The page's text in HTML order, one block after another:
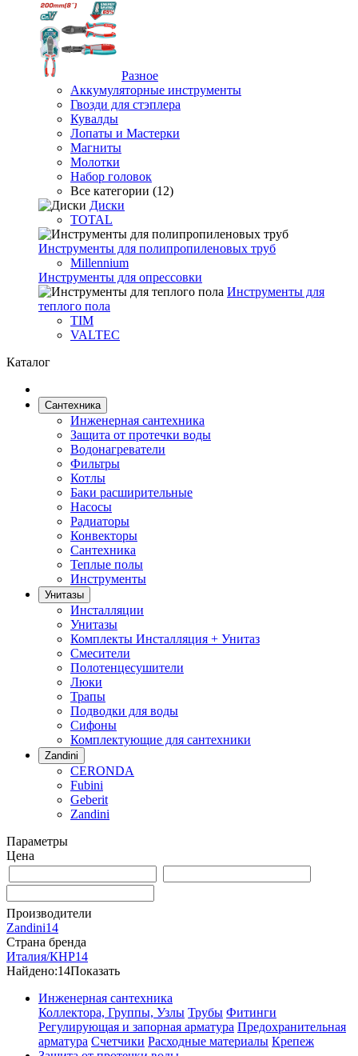
Разное
Аккумуляторные инструменты
Гвозди для стэплера
Кувалды
Лопаты и Мастерки
Магниты
Молотки
Набор головок
Все категории (12)
Диски
TOTAL
Инструменты для полипропиленовых труб
Millennium
Инструменты для опрессовки
Инструменты для
теплого пола
TIM
VALTEC
Каталог
Сантехника
Инженерная сантехника
Защита от протечки воды
Водонагреватели
Фильтры
Котлы
Баки расширительные
Насосы
Радиаторы
Конвекторы
Сантехника
Теплые полы
Инструменты
Унитазы
Инсталляции
Унитазы
Комплекты Инсталляция + Унитаз
Смесители
Полотенцесушители
Люки
Трапы
Подводки для воды
Сифоны
Комплектующие для сантехники
Zandini
CERONDA
Fubini
Geberit
Zandini
Параметры
Цена
Производители
Zandini14
Страна бренда
Италия/КНР14
Найдено:14Показать
Инженерная сантехника
Коллектора, Группы, Узлы Трубы Фитинги
Регулирующая и запорная арматура Предохранительная
арматура Счетчики Расходные материалы Крепеж